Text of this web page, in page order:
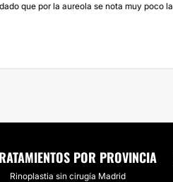
que por la aureola se nota muy poco
POR PROVINCIA
Rinoplastia sin cirugía Madrid